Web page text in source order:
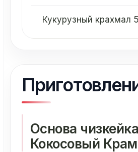
Кукурузный крахмал
Основа
Кокосовый